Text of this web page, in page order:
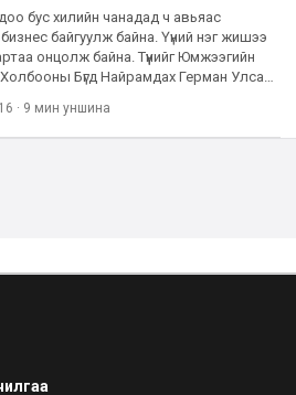
бус хилийн чанадад ч авьяас
байгуулж байна. Үүний нэг жишээ
онцолж байна. Түүнийг Юмжээгийн
Бүгд Найрамдах Герман Улсад
· 9 мин уншина